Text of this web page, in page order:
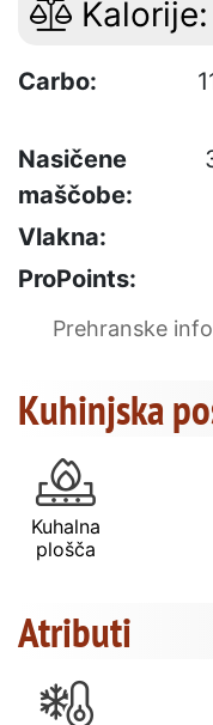
Kalorije:
Carbo:
Nasičene
maščobe:
Vlakna:
ProPoints:
Prehranske
Kuhinjska
Kuhalna
plošča
Atributi